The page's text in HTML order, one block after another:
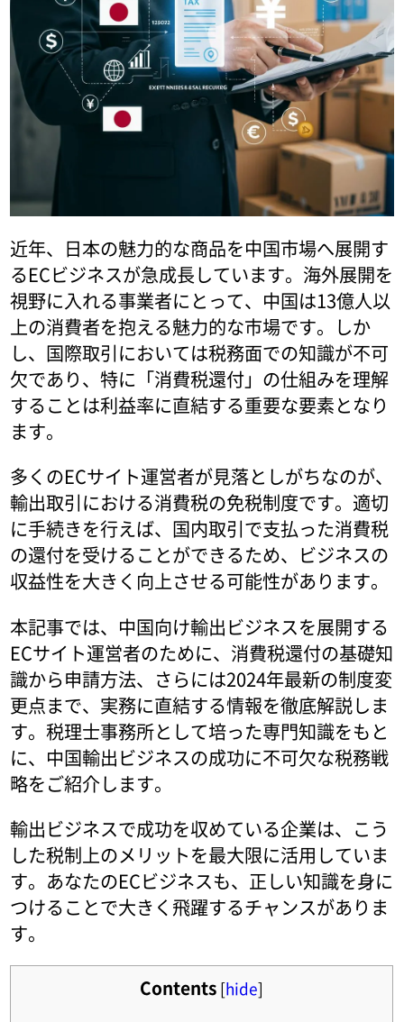
近年、日本の魅力的な商品を中国市場へ展開す
るECビジネスが急成長しています。海外展開を
視野に入れる事業者にとって、中国は13億人以
上の消費者を抱える魅力的な市場です。しか
し、国際取引においては税務面での知識が不可
欠であり、特に「消費税還付」の仕組みを理解
することは利益率に直結する重要な要素となり
ます。
多くのECサイト運営者が見落としがちなのが、
輸出取引における消費税の免税制度です。適切
に手続きを行えば、国内取引で支払った消費税
の還付を受けることができるため、ビジネスの
収益性を大きく向上させる可能性があります。
本記事では、中国向け輸出ビジネスを展開する
ECサイト運営者のために、消費税還付の基礎知
識から申請方法、さらには2024年最新の制度変
更点まで、実務に直結する情報を徹底解説しま
す。税理士事務所として培った専門知識をもと
に、中国輸出ビジネスの成功に不可欠な税務戦
略をご紹介します。
輸出ビジネスで成功を収めている企業は、こう
した税制上のメリットを最大限に活用していま
す。あなたのECビジネスも、正しい知識を身に
つけることで大きく飛躍するチャンスがありま
す。
Contents [hide]